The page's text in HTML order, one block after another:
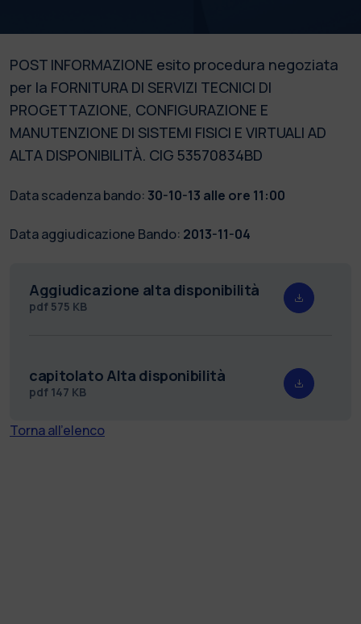
POST INFORMAZIONE esito procedura negoziata
per la FORNITURA DI SERVIZI TECNICI DI
PROGETTAZIONE, CONFIGURAZIONE E
MANUTENZIONE DI SISTEMI FISICI E VIRTUALI AD
ALTA DISPONIBILITÀ. CIG 53570834BD
Data scadenza bando: 30-10-13 alle ore 11:00
Data aggiudicazione Bando: 2013-11-04
Aggiudicazione alta disponibilità
pdf 575 KB
capitolato Alta disponibilità
pdf 147 KB
Torna all'elenco